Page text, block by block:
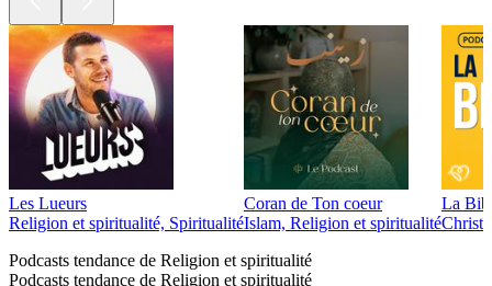
Les Lueurs
Religion et spiritualité, Spiritualité
Coran de Ton coeur
Islam, Religion et spiritualité
La
Podcasts tendance de Religion et spiritualité
Podcasts tendance de Religion et spiritualité